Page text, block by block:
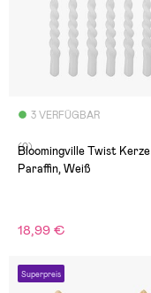
3 VERFÜGBAR
(0)
Bloomingville Twist Kerze
Paraffin, Weiß
18,99 €
Superpreis